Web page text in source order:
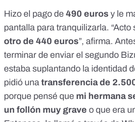
Hizo el pago de 490 euros y le
pantalla para tranquilizarla. “Acto
otro de 440 euros”, afirma.
terminar de enviar el segundo
estaba suplantando la identidad
pidió una transferencia de
porque pensé que mi hermana
un follón muy grave o que era